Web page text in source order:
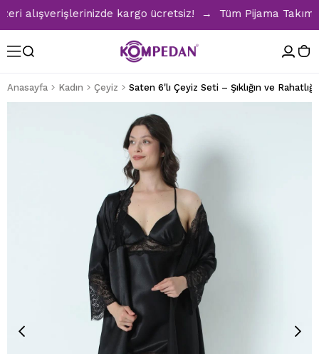
alışverişlerinizde kargo ücretsiz! → Tüm Pijama
Anasayfa Kadın Çeyiz